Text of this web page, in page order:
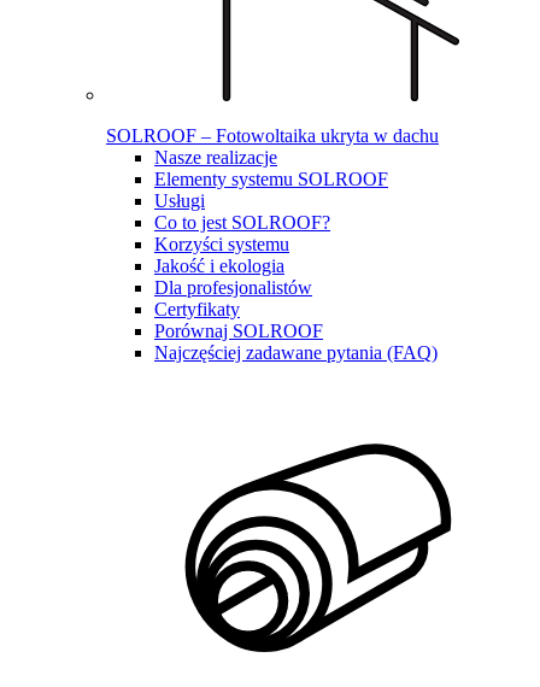
SOLROOF – Fotowoltaika ukryta w dachu
Nasze realizacje
Elementy systemu SOLROOF
Usługi
Co to jest SOLROOF?
Korzyści systemu
Jakość i ekologia
Dla profesjonalistów
Certyfikaty
Porównaj SOLROOF
Najczęściej zadawane pytania (FAQ)